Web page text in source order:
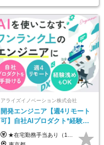
アライズイノベーション株式会社
開発エンジニア【週4リモート
可】自社AIプロダクト*経験浅
めOK*実働7.15h*業界シェア
TOPクラス
★在宅勤務手当あり（1日あたり500円） ★交通費は一律で支給します 年俸制：360万円〜800万円（12分割し、月々30万円～66.6万円を支給） ※経験・スキルを考慮して決定いたします。 ※上記金額には固定残業代（40時間分/7.5万円～16.6万円）を含みます。超過分は全額支給します。